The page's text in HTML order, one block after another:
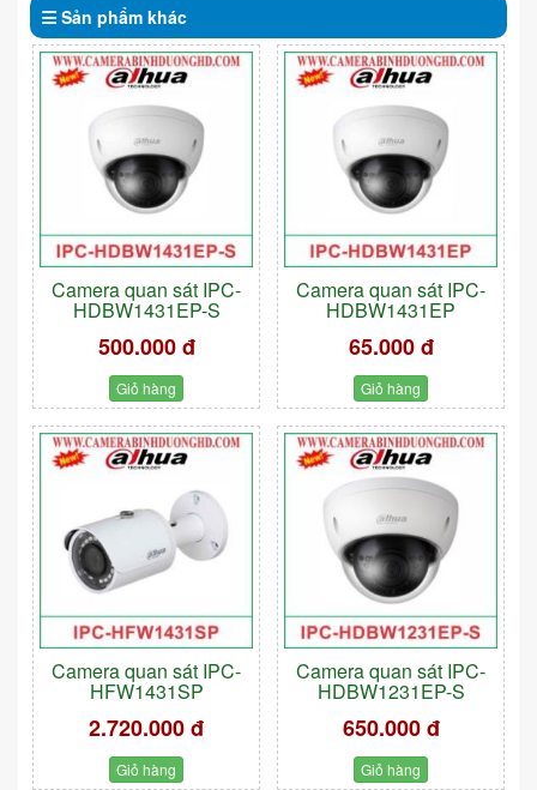
Sản phẩm khác
Camera quan sát IPC-
HDBW1431EP-S
500.000 đ
Giỏ hàng
Camera quan sát IPC-
HDBW1431EP
65.000 đ
Giỏ hàng
Camera quan sát IPC-
HFW1431SP
2.720.000 đ
Giỏ hàng
Camera quan sát IPC-
HDBW1231EP-S
650.000 đ
Giỏ hàng